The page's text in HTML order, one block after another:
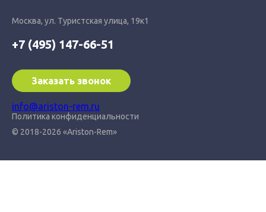
Москва, ул. Туристская улица, 19к1
+7 (495) 147-66-51
Заказать звонок
info@ariston-rem.ru
Политика конфиденциальности
© 2018-2026 «Ariston-Rem»